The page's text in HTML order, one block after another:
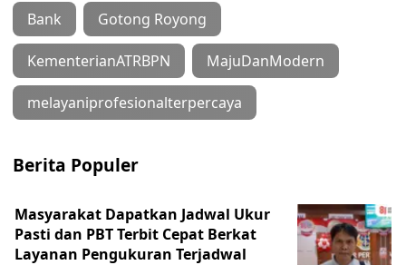
Bank Gotong Royong
KementerianATRBPN MajuDanModern
melayaniprofesionalterpercaya
Berita Populer
Masyarakat Dapatkan Jadwal Ukur
Pasti dan PBT Terbit Cepat Berkat
Layanan Pengukuran Terjadwal